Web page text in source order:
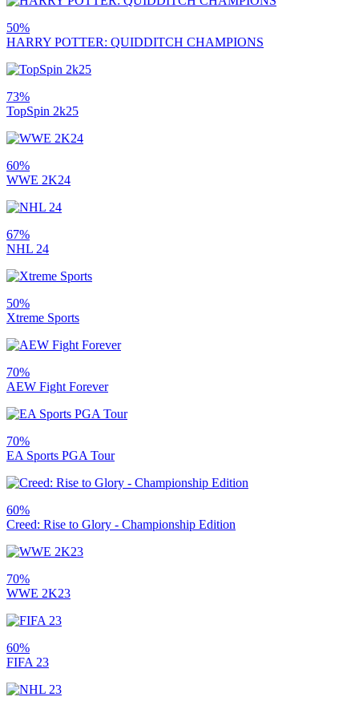
50%
HARRY POTTER: QUIDDITCH CHAMPIONS
73%
TopSpin 2k25
60%
WWE 2K24
67%
NHL 24
50%
Xtreme Sports
70%
AEW Fight Forever
70%
EA Sports PGA Tour
60%
Creed: Rise to Glory - Championship Edition
70%
WWE 2K23
60%
FIFA 23